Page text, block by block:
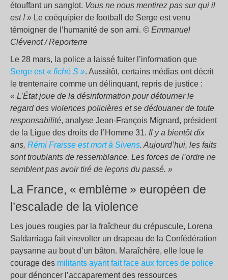
étouffant un sanglot. Vous ne nous mentirez pas sur qui il
est ! » Le coéquipier de football de Serge est venu
témoigner de l’humanité de son ami. © Emmanuel
Clévenot / Reporterre
Le 28 mars, la police a laissé fuiter l’information que
Serge est« fiché S ». Aussitôt, certains médias ont décrit
le trentenaire comme un délinquant, repris de justice :
« L’État joue de la désinformation pour détourner le
regard des violences policières et se dédouaner de toute
responsabilité, analyse Jean-François Mignard, président
de la Ligue des droits de l’Homme 31. Il y a bientôt dix
ans, Rémi Fraisse est mort à Sivens. Aujourd’hui, les faits
sont troublants de ressemblance. Les forces de l’ordre ne
semblent pas avoir tiré de leçons du passé. »
La France, « emblème » européen de
l’escalade de la violence
Les joues rougies par la fraîcheur du crépuscule, Lorena
Saldarriaga fait virevolter un drapeau de la Confédération
paysanne au bout d’un bâton. Maraîchère, elle loue le
courage des militants ayant fait face aux forces de police
pour dénoncer l’accaparement des ressources